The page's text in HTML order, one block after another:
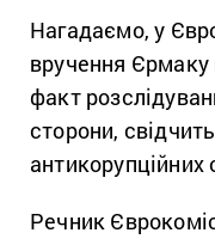
Нагадаємо, у
вручення Єрмаку
факт
сторони,
антикорупційних
Речник